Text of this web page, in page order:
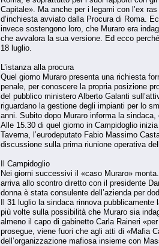
Capitale». Ma anche per i legami con l’ex
d’inchiesta avviato dalla Procura di Roma.
invece sostengono loro, che Muraro era
che avvalora la sua versione. Ed ecco
18 luglio.
L’istanza alla procura
Quel giorno Muraro presenta una richiesta
penale, per conoscere la propria posizione
del pubblico ministero Alberto Galanti
riguardano la gestione degli impianti per lo
anni. Subito dopo Muraro informa la
Alle 15.30 di quel giorno in Campidoglio
Taverna, l’eurodeputato Fabio Massimo
discussione sulla prima riunione operativa
Il Campidoglio
Nei giorni successivi il «caso Muraro»
arriva allo scontro diretto con il presidente
donna è stata consulente dell’azienda per
Il 31 luglio la sindaca rinnova
più volte sulla possibilità che Muraro sia
almeno il capo di gabinetto Carla Raineri
prosegue, viene fuori che agli atti di «Mafia
dell’organizzazione mafiosa insieme con